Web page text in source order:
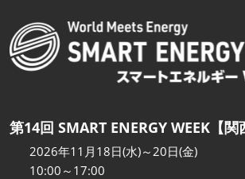
第14回 SMART ENERGY WEEK【関
2026年11月18日(水)～20日(金)
10:00～17:00